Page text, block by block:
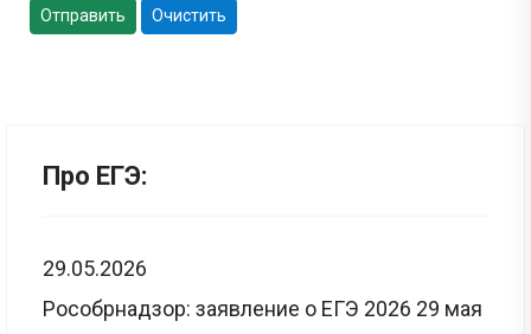
Отправить Очистить
Про ЕГЭ:
29.05.2026
Рособрнадзор: заявление о ЕГЭ 2026 29 мая